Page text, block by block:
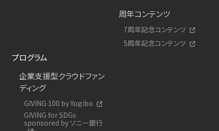
周年コンテンツ
7周年記念コンテンツ
5周年記念コンテンツ
プログラム
企業支援型クラウドファン
ディング
GIVING 100 by Yogibo
GIVING for SDGs
sponsored by ソニー銀行